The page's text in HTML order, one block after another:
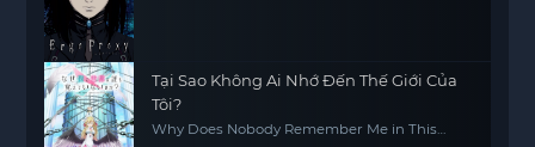
Tại Sao Không Ai Nhớ Đến Thế Giới Của
Tôi?
Why Does Nobody Remember Me in This